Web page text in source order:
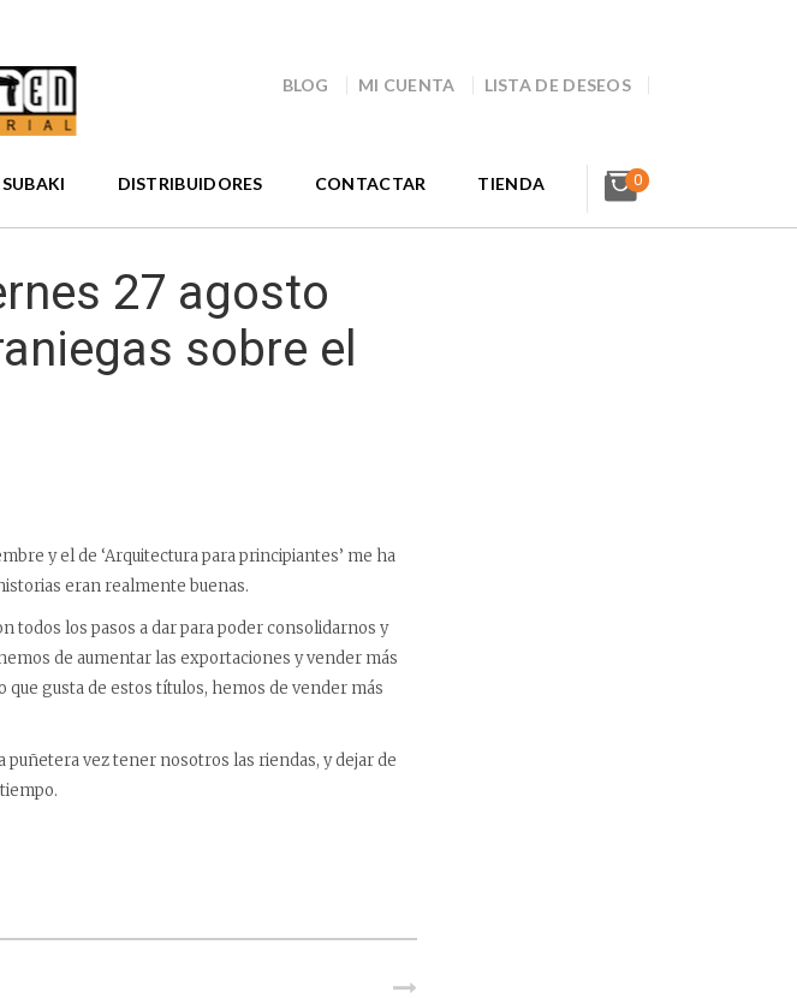
BLOG MI CUENTA LISTA DE DESEOS
DISTRIBUIDORES CONTACTAR TIENDA 0
27 agosto
sobre el
y el de ‘Arquitectura para principiantes’ me ha
eran realmente buenas.
todos los pasos a dar para poder consolidarnos y
de aumentar las exportaciones y vender más
que gusta de estos títulos, hemos de vender más
vez tener nosotros las riendas, y dejar de